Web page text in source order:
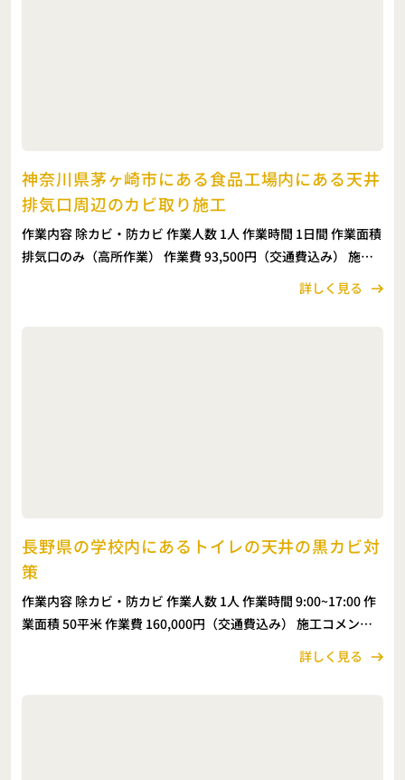
神奈川県茅ヶ崎市にある食品工場内にある天井
排気口周辺のカビ取り施工
作業内容 除カビ・防カビ 作業人数 1人 作業時間 1日間 作業面積
排気口のみ（高所作業） 作業費 93,500円（交通費込み） 施工
コメント 今回ご依頼いただいたのは、神奈川県茅ヶ崎市にある
詳しく見る
長野県の学校内にあるトイレの天井の黒カビ対
策
作業内容 除カビ・防カビ 作業人数 1人 作業時間 9:00~17:00 作
業面積 50平米 作業費 160,000円（交通費込み） 施工コメント
こちらは、長野県内の学校内トイレの天井のカビ取り施工で
詳しく見る